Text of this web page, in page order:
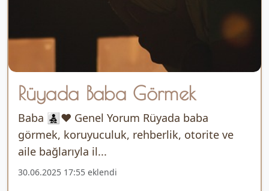
Rüyada Baba Görmek
Baba 👨‍👧‍👦❤️ Genel Yorum Rüyada baba
görmek, koruyuculuk, rehberlik, otorite ve
aile bağlarıyla il...
30.06.2025 17:55 eklendi